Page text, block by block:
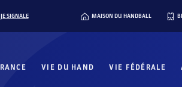
JE SIGNALE MAISON DU HANDBALL
VIE DU HAND VIE FÉDÉRALE